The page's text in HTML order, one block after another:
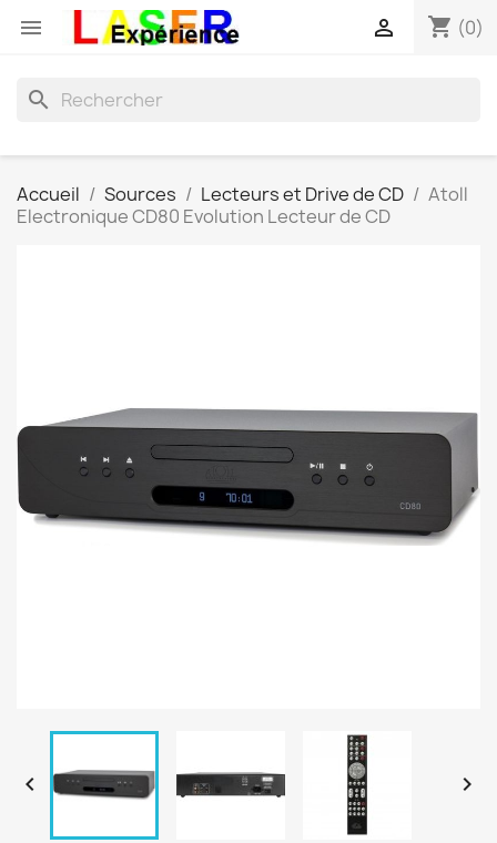
 shopping_cart (0)

search
Accueil Sources Lecteurs et Drive de CD
Atoll
Electronique CD80 Evolution Lecteur de CD
 